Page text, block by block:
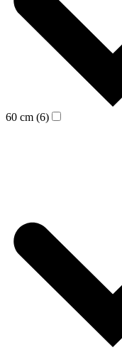
60 cm (6)